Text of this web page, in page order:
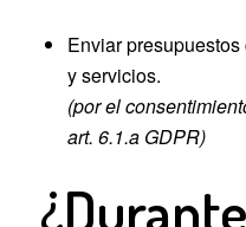
Enviar
y servicios.
(por el
art. 6.1.a GDPR)